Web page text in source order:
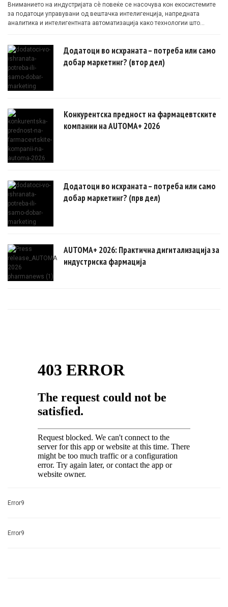
Вниманието на индустријата сè повеќе се насочува кон екосистемите
за податоци управувани од вештачка интелигенција, напредната
аналитика и интелигентната автоматизација како технологии што
Додатоци во исхраната – потреба или само
добар маркетинг? (втор дел)
Конкурентска предност на фармацевтските
компании на AUTOMA+ 2026
Додатоци во исхраната – потреба или само
добар маркетинг? (прв дел)
AUTOMA+ 2026: Практична дигитализација за
индустриска фармација
Error9
Error9